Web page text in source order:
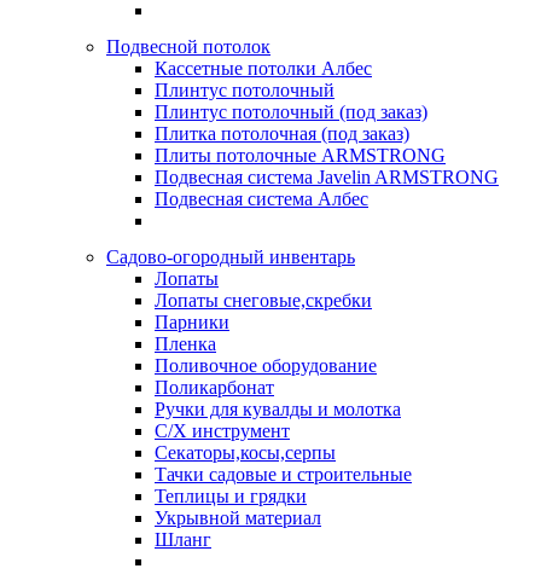
Подвесной потолок
Кассетные потолки Албес
Плинтус потолочный
Плинтус потолочный (под заказ)
Плитка потолочная (под заказ)
Плиты потолочные ARMSTRONG
Подвесная система Javelin ARMSTRONG
Подвесная система Албес
Садово-огородный инвентарь
Лопаты
Лопаты снеговые,скребки
Парники
Пленка
Поливочное оборудование
Поликарбонат
Ручки для кувалды и молотка
С/Х инструмент
Секаторы,косы,серпы
Тачки садовые и строительные
Теплицы и грядки
Укрывной материал
Шланг